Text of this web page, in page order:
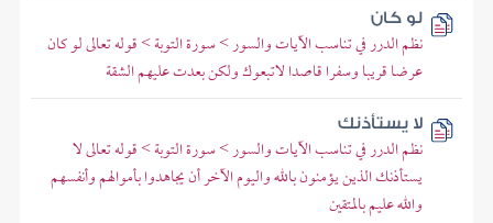
لو كان
نظم الدرر في تناسب الآيات والسور > سورة التوبة > قوله تعالى لو كان
عرضا قريبا وسفرا قاصدا لاتبعوك ولكن بعدت عليهم الشقة
لا يستأذنك
نظم الدرر في تناسب الآيات والسور > سورة التوبة > قوله تعالى لا
يستأذنك الذين يؤمنون بالله واليوم الآخر أن يجاهدوا بأموالهم وأنفسهم
والله عليم بالمتقين